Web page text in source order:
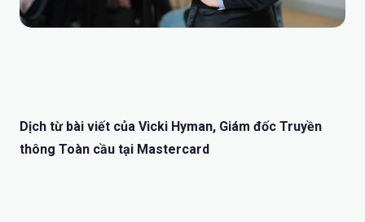
Dịch từ bài viết của Vicki Hyman, Giám đốc Truyền
thông Toàn cầu tại Mastercard